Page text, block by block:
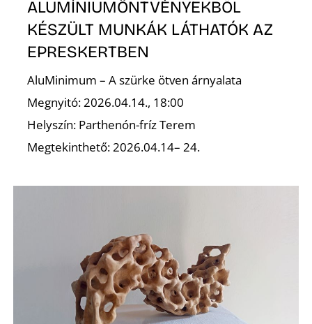
ALUMÍNIUMÖNTVÉNYEKBŐL
KÉSZÜLT MUNKÁK LÁTHATÓK AZ
EPRESKERTBEN
AluMinimum – A szürke ötven árnyalata
Megnyitó: 2026.04.14., 18:00
Helyszín: Parthenón-fríz Terem
Megtekinthető: 2026.04.14– 24.